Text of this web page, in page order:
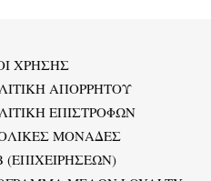
ΧΡΗΣΗΣ
ΑΠΟΡΡΗΤΟΥ
ΕΠΙΣΤΡΟΦΩΝ
ΜΟΝΑΔΕΣ
(ΕΠΙΧΕΙΡΗΣΕΩΝ)